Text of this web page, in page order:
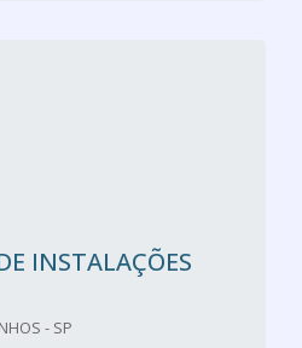
INSTALAÇÕES
- SP